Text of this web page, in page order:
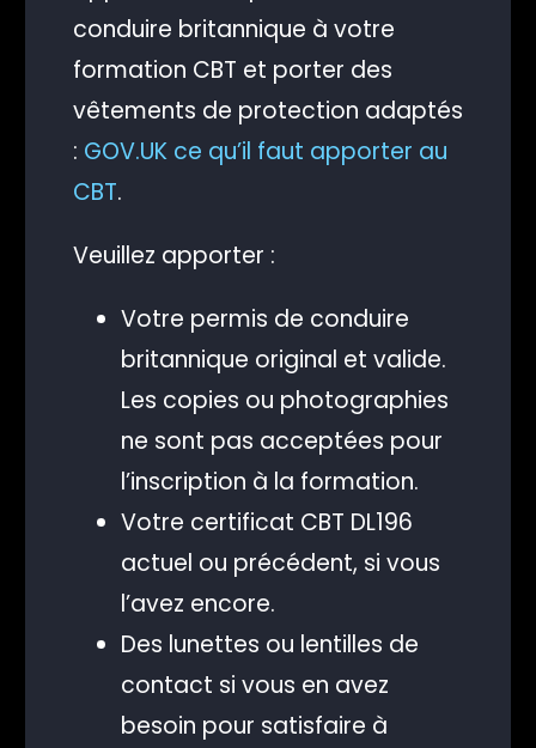
conduire britannique à votre
formation CBT et porter des
vêtements de protection adaptés
: GOV.UK ce qu’il faut apporter au
CBT.
Veuillez apporter :
Votre permis de conduire
britannique original et valide.
Les copies ou photographies
ne sont pas acceptées pour
l’inscription à la formation.
Votre certificat CBT DL196
actuel ou précédent, si vous
l’avez encore.
Des lunettes ou lentilles de
contact si vous en avez
besoin pour satisfaire à